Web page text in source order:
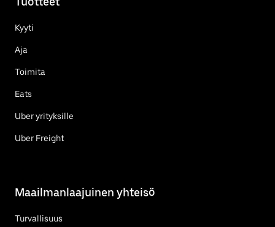
Kyyti
Aja
Toimita
Eats
Uber yrityksille
Uber Freight
Maailmanlaajuinen yhteisö
Turvallisuus